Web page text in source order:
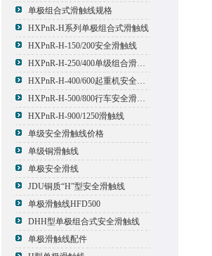
单极组合式滑触线规格
HXPnR-H系列单极组合式滑触线
HXPnR-H-150/200安全滑触线
HXPnR-H-250/400单级组合滑触线
HXPnR-H-400/600起重机安全滑触线
HXPnR-H-500/800行车安全滑触线
HXPnR-H-900/1250滑触线
单级安全滑触线价格
单级铜滑触线
单极安全滑线
JDU铜质“H”型安全滑触线
单极滑触线HFD500
DHH型单极组合式安全滑触线
单极滑触线配件